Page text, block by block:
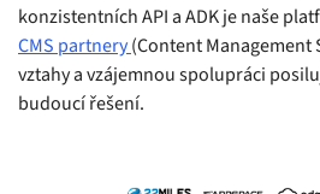
konzistentních API a ADK je naše
CMS partnery(Content Management
vztahy a vzájemnou spolupráci
budoucí řešení.